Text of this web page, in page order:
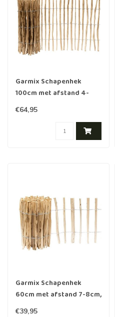
Garmix Schapenhek
100cm met afstand 4-
5cm, 5m
€64,95
Garmix Schapenhek
60cm met afstand 7-8cm,
5m
€39,95